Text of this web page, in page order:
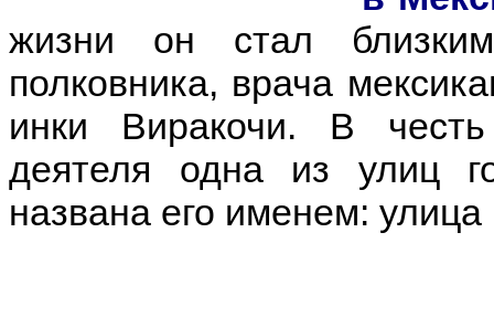
жизни он стал
полковника, врача
инки Виракочи. В
деятеля одна из улиц
названа его именем: